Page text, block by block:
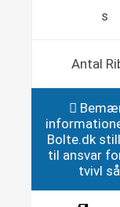
s
Antal
Bolte.dk
til ansvar
tvivl